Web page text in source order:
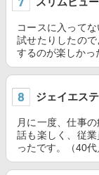
コースに入って
試せたりしたの
するのが楽しかっ
ジェイエス
月に一度、仕事
話も楽しく、従
ったです。（40代